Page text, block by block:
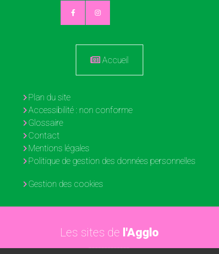
Accueil
Plan du site
Accessibilité : non conforme
Glossaire
Contact
Mentions légales
Politique de gestion des données personnelles
Gestion des cookies
Les sites de l'Agglo